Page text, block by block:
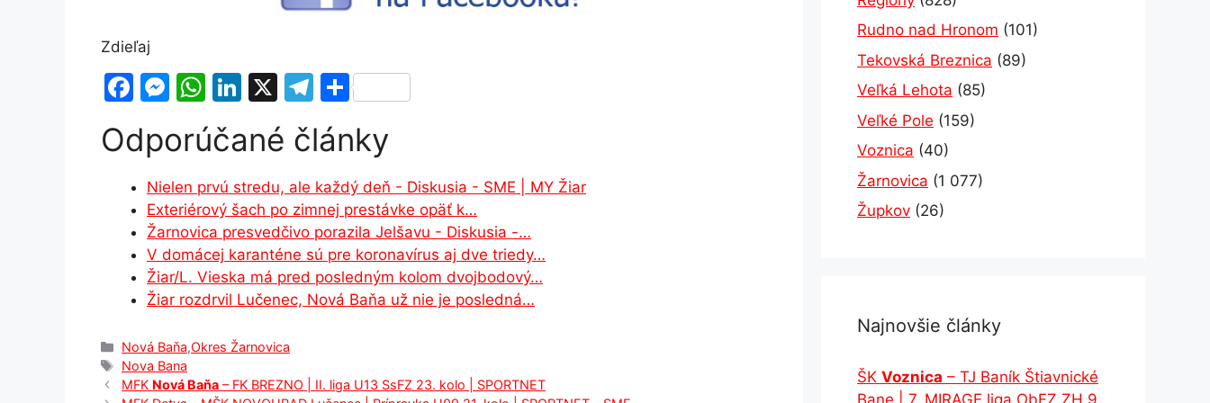
Zdieľaj
F
c
e
b
o
o
k
M
s
s
e
n
g
er
W
at
A
p
p
Li
k
e
dI
n
X
T
e
gr
a
m
S
ar
e
Odporúčané články
Nielen prvú stredu, ale každý deň - Diskusia - SME | MY Žiar
Exteriérový šach po zimnej prestávke opäť k…
Žarnovica presvedčivo porazila Jelšavu - Diskusia -…
V domácej karanténe sú pre koronavírus aj dve triedy…
Žiar/L. Vieska má pred posledným kolom dvojbodový…
Žiar rozdrvil Lučenec, Nová Baňa už nie je posledná…
Kategórie
Nová Baňa,Okres Žarnovica
Značky
Nova Bana
MFK Nová Baňa – FK BREZNO | II. liga U13 SsFZ 23. kolo | SPORTNET
Rudno nad Hronom (101)
Tekovská Breznica (89)
Veľká Lehota (85)
Veľké Pole (159)
Voznica (40)
Žarnovica (1 077)
Župkov (26)
Najnovšie články
ŠK Voznica – TJ Baník Štiavnické